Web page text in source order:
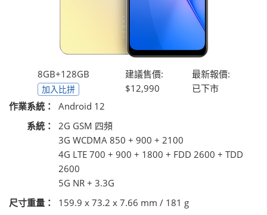
8GB+128GB
加入比拼
建議售價:
$12,990
最新報價:
已下市
作業系統：
Android 12
系統：
2G GSM 四頻
3G WCDMA 850 + 900 + 2100
4G LTE 700 + 900 + 1800 + FDD 2600 + TDD
2600
5G NR + 3.3G
尺寸重量：
159.9 x 73.2 x 7.66 mm / 181 g